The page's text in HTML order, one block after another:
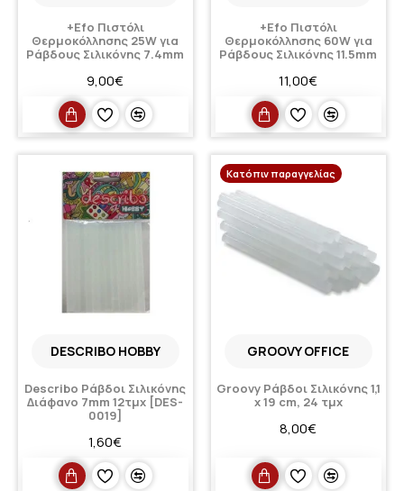
+Efo Πιστόλι
Θερμοκόλλησης 25W για
Ράβδους Σιλικόνης 7.4mm
9,00€
+Efo Πιστόλι
Θερμοκόλλησης 60W για
Ράβδους Σιλικόνης 11.5mm
11,00€
DESCRIBO HOBBY
Describo Ράβδοι Σιλικόνης
Διάφανο 7mm 12τμχ [DES-
0019]
1,60€
Κατόπιν παραγγελίας
GROOVY OFFICE
Groovy Ράβδοι Σιλικόνης 1,1
x 19 cm, 24 τμχ
8,00€